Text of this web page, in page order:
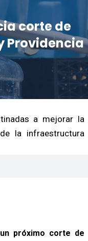
corte de
Providencia
a mejorar la
la infraestructura
un próximo corte de